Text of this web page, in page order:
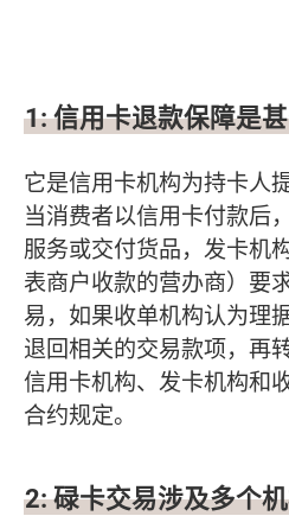
1: 信用卡退款保障是甚
它是信用卡机构为持卡人
当消费者以信用卡付款后
服务或交付货品，发卡机
表商户收款的营办商）要
易，如果收单机构认为理
退回相关的交易款项，再
信用卡机构、发卡机构和
合约规定。
2:碌卡交易涉及多个